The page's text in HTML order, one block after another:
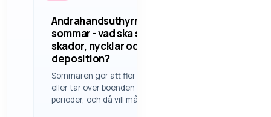
Andrahandsuthyrning i
sommar - vad ska stå om
skador, nycklar och
deposition?
Sommaren gör att fler hyr ut
eller tar över boenden kortare
perioder, och då vill många